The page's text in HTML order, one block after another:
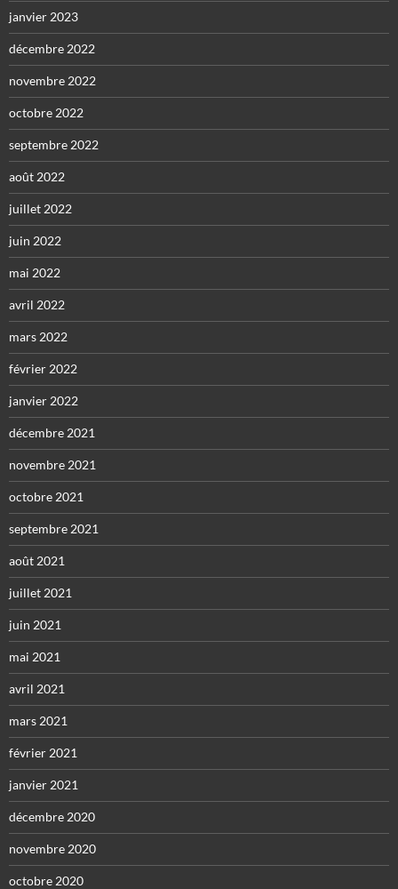
janvier 2023
décembre 2022
novembre 2022
octobre 2022
septembre 2022
août 2022
juillet 2022
juin 2022
mai 2022
avril 2022
mars 2022
février 2022
janvier 2022
décembre 2021
novembre 2021
octobre 2021
septembre 2021
août 2021
juillet 2021
juin 2021
mai 2021
avril 2021
mars 2021
février 2021
janvier 2021
décembre 2020
novembre 2020
octobre 2020